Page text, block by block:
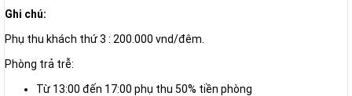
Ghi chú:
Phụ thu khách thứ 3 : 200.000 vnd/đêm.
Phòng trả trễ:
Từ 13:00 đến 17:00 phụ thu 50% tiền phòng